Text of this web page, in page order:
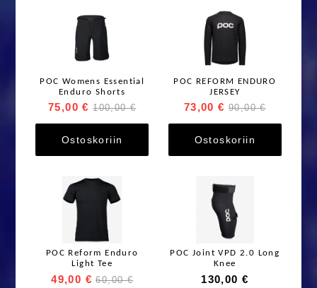
POC Womens Essential
Enduro Shorts
75,00 € 100,00 €
Ostoskoriin
POC REFORM ENDURO
JERSEY
73,00 € 90,00 €
Ostoskoriin
POC Reform Enduro
Light Tee
49,00 € 60,00 €
POC Joint VPD 2.0 Long
Knee
130,00 €